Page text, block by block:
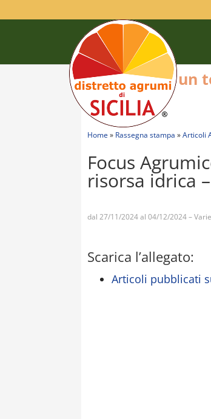
Home » Rassegna stampa »Articoli
Focus
risorsa idrica
dal 27/11/2024 al 04/12/2024 –
Scarica l’allegato:
Articoli pubblicati
un